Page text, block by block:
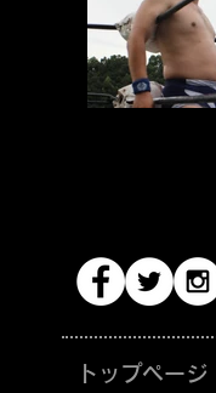
トップページ